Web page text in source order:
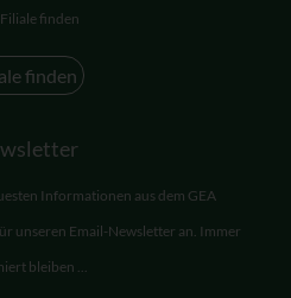
finden
finden
Informationen aus dem GEA
unseren Email-Newsletter an. Immer
bleiben ...